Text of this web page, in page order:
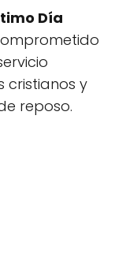
Día
cristianos y
reposo.